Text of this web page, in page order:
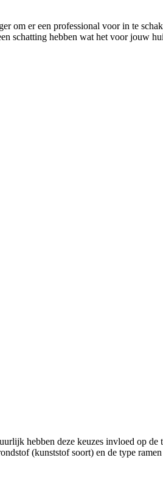
om er een professional voor in te
schatting hebben wat het voor jouw
hebben deze keuzes invloed op
(kunststof soort) en de type